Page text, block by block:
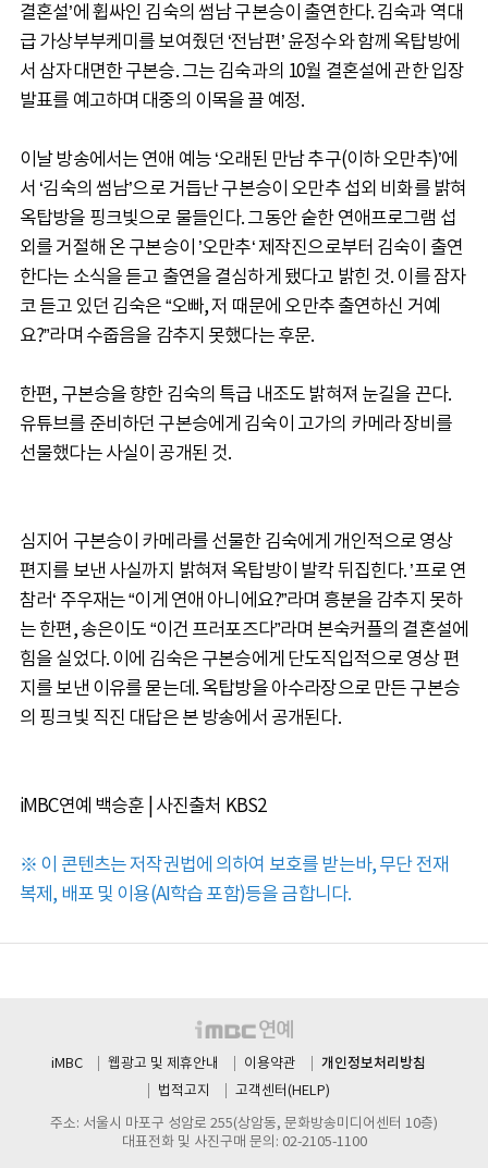
결혼설’에 휩싸인 김숙의 썸남 구본승이 출연한다. 김숙과 역대
급 가상부부케미를 보여줬던 ‘전남편’ 윤정수와 함께 옥탑방에
서 삼자대면한 구본승. 그는 김숙과의 10월 결혼설에 관한 입장
발표를 예고하며 대중의 이목을 끌 예정.
이날 방송에서는 연애 예능 ‘오래된 만남 추구(이하 오만추)’에
서 ‘김숙의 썸남’으로 거듭난 구본승이 오만추 섭외 비화를 밝혀
옥탑방을 핑크빛으로 물들인다. 그동안 숱한 연애프로그램 섭
외를 거절해 온 구본승이 ’오만추‘ 제작진으로부터 김숙이 출연
한다는 소식을 듣고 출연을 결심하게 됐다고 밝힌 것. 이를 잠자
코 듣고 있던 김숙은 “오빠, 저 때문에 오만추 출연하신 거예
요?”라며 수줍음을 감추지 못했다는 후문.
한편, 구본승을 향한 김숙의 특급 내조도 밝혀져 눈길을 끈다.
유튜브를 준비하던 구본승에게 김숙이 고가의 카메라 장비를
선물했다는 사실이 공개된 것.
심지어 구본승이 카메라를 선물한 김숙에게 개인적으로 영상
편지를 보낸 사실까지 밝혀져 옥탑방이 발칵 뒤집힌다. ’프로 연
참러‘ 주우재는 “이게 연애 아니에요?”라며 흥분을 감추지 못하
는 한편, 송은이도 “이건 프러포즈다”라며 본숙커플의 결혼설에
힘을 실었다. 이에 김숙은 구본승에게 단도직입적으로 영상 편
지를 보낸 이유를 묻는데. 옥탑방을 아수라장으로 만든 구본승
의 핑크빛 직진 대답은 본 방송에서 공개된다.
iMBC연예 백승훈 | 사진출처 KBS2
※ 이 콘텐츠는 저작권법에 의하여 보호를 받는바, 무단 전재
복제, 배포 및 이용(AI학습 포함)등을 금합니다.
iMBC 웹광고 및 제휴안내 이용약관 개인정보처리방침
법적고지
고객센터(HELP)
주소: 서울시 마포구 성암로 255(상암동, 문화방송미디어센터 10층)
대표전화 및 사진구매 문의: 02-2105-1100